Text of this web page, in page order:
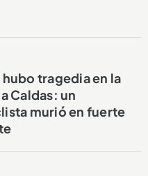
hubo tragedia en la
Caldas: un
murió en fuerte